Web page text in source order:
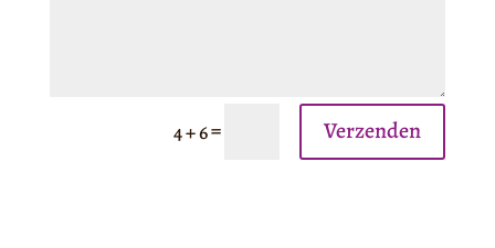
4 + 6= Verzenden